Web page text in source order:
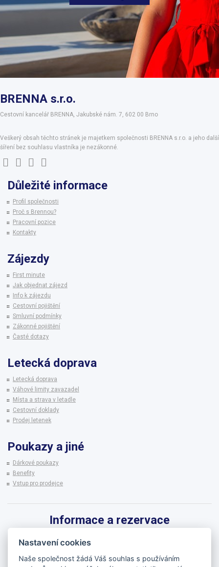
BRENNA s.r.o.
Cestovní kancelář BRENNA, Jakubské nám. 7, 602 00 Brno
Veškerý obsah těchto stránek je majetkem společnosti BRENNA s.r.o. a jeho další
šíření bez souhlasu vlastníka je nezákonné.
Důležité informace
Profil společnosti
Proč s Brennou?
Pracovní pozice
Kontakty
Zájezdy
First minute
Jak objednat zájezd
Info k zájezdu
Cestovní pojištění
Smluvní podmínky
Zákonné pojištění
Časté dotazy
Letecká doprava
Letecká doprava
Váhové limity zavazadel
Místa a strava v letadle
Cestovní doklady
Prodej letenek
Poukazy a jiné
Dárkové poukazy
Benefity
Vstup pro prodejce
Informace a rezervace
542 215 256
Nastavení cookies
Naše společnost žádá Váš souhlas s používáním